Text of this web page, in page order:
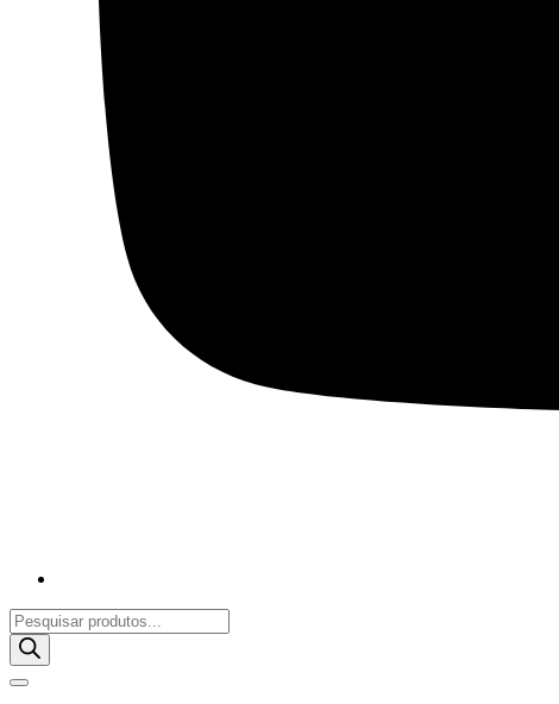
Pesquisar
produtos